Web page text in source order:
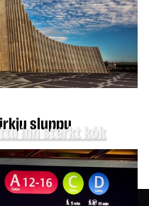
sluppu
inn sterkt kók